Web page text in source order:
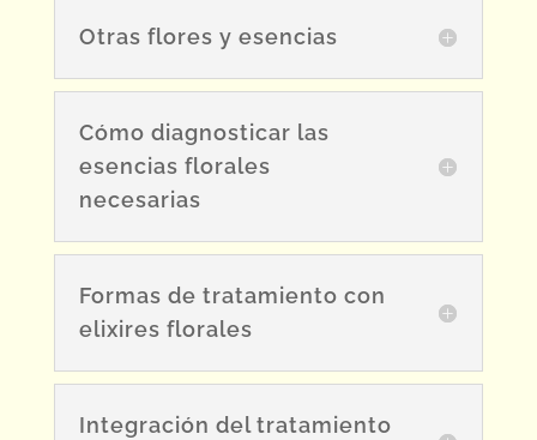
Otras flores y esencias
Cómo diagnosticar las
esencias florales
necesarias
Formas de tratamiento con
elixires florales
Integración del tratamiento